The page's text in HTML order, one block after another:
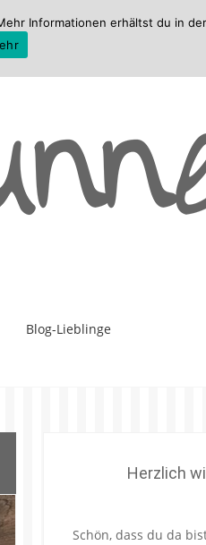
Blog-Lieblinge
Herzlich
Schön, dass du da
Informationen erhältst du in der